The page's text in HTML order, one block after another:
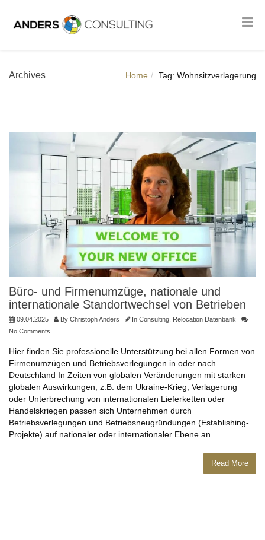
Archives Home Tag: Wohnsitzverlagerung
Büro- und Firmenumzüge, nationale und
internationale Standortwechsel von Betrieben
09.04.2025 By Christoph Anders In Consulting Relocation Datenbank
No Comments
Hier finden Sie professionelle Unterstützung bei allen Formen von
Firmenumzügen und Betriebsverlegungen in oder nach
Deutschland In Zeiten von globalen Veränderungen mit starken
globalen Auswirkungen, z.B. dem Ukraine-Krieg, Verlagerung
oder Unterbrechung von internationalen Lieferketten oder
Handelskriegen passen sich Unternehmen durch
Betriebsverlegungen und Betriebsneugründungen (Establishing-
Projekte) auf nationaler oder internationaler Ebene an.
Read More